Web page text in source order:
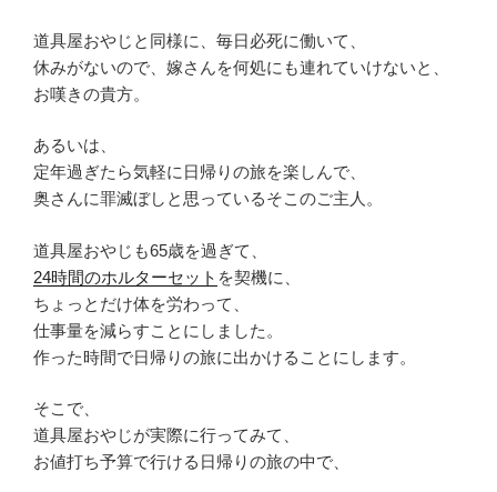
道具屋おやじと同様に、毎日必死に働いて、
休みがないので、嫁さんを何処にも連れていけないと、
お嘆きの貴方。
あるいは、
定年過ぎたら気軽に日帰りの旅を楽しんで、
奥さんに罪滅ぼしと思っているそこのご主人。
道具屋おやじも65歳を過ぎて、
24時間のホルターセット を契機に、
ちょっとだけ体を労わって、
仕事量を減らすことにしました。
作った時間で日帰りの旅に出かけることにします。
そこで、
道具屋おやじが実際に行ってみて、
お値打ち予算で行ける日帰りの旅の中で、